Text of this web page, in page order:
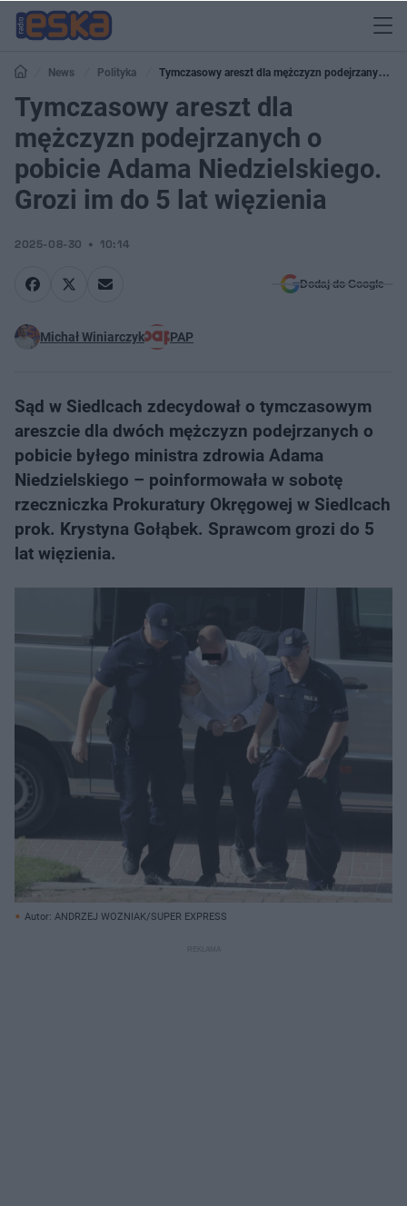
News Polityka
Tymczasowy areszt dla mężczyzn podejrzanych o
pobicie Adama Niedzielskiego. Grozi im do 5 lat więzienia
Tymczasowy areszt dla
mężczyzn podejrzanych o
pobicie Adama Niedzielskiego.
Grozi im do 5 lat więzienia
2025-08-30 10:14
Dodaj do Google
Michał Winiarczyk PAP
Sąd w Siedlcach zdecydował o tymczasowym
areszcie dla dwóch mężczyzn podejrzanych o
pobicie byłego ministra zdrowia Adama
Niedzielskiego – poinformowała w sobotę
rzeczniczka Prokuratury Okręgowej w Siedlcach
prok. Krystyna Gołąbek. Sprawcom grozi do 5
lat więzienia.
Autor: ANDRZEJ WOZNIAK/SUPER EXPRESS